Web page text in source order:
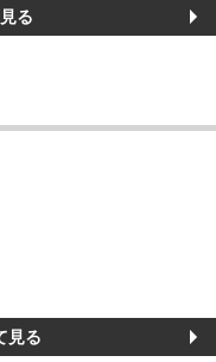
る
見る